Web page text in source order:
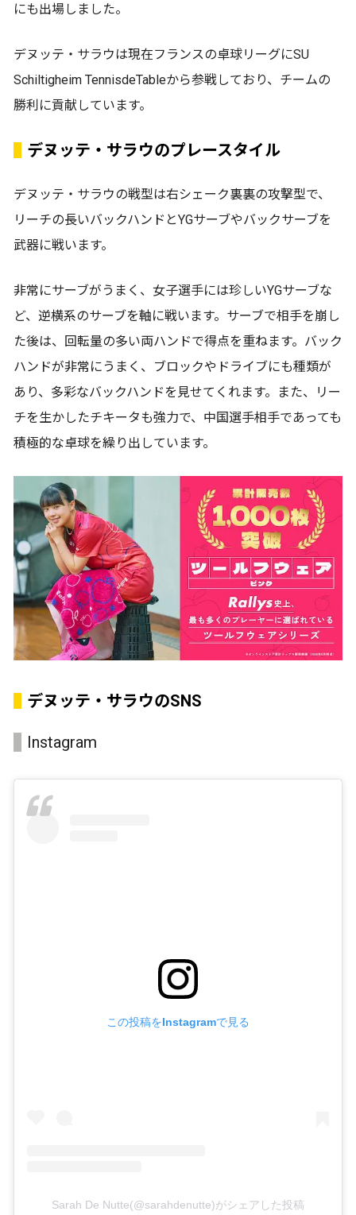
にも出場しました。
デヌッテ・サラウは現在フランスの卓球リーグにSU
Schiltigheim TennisdeTableから参戦しており、チームの
勝利に貢献しています。
デヌッテ・サラウのプレースタイル
デヌッテ・サラウの戦型は右シェーク裏裏の攻撃型で、
リーチの長いバックハンドとYGサーブやバックサーブを
武器に戦います。
非常にサーブがうまく、女子選手には珍しいYGサーブな
ど、逆横系のサーブを軸に戦います。サーブで相手を崩し
た後は、回転量の多い両ハンドで得点を重ねます。バック
ハンドが非常にうまく、ブロックやドライブにも種類が
あり、多彩なバックハンドを見せてくれます。また、リー
チを生かしたチキータも強力で、中国選手相手であっても
積極的な卓球を繰り出しています。
デヌッテ・サラウのSNS
Instagram
この投稿をInstagramで見る
Sarah De Nutte(@sarahdenutte)がシェアした投稿